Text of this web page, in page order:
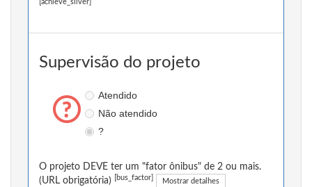
[achieve_silver]
Supervisão do projeto
Atendido
Não atendido
?
O projeto DEVE ter um "fator ônibus" de 2 ou mais.
(URL obrigatória)
[bus_factor] Mostrar detalhes